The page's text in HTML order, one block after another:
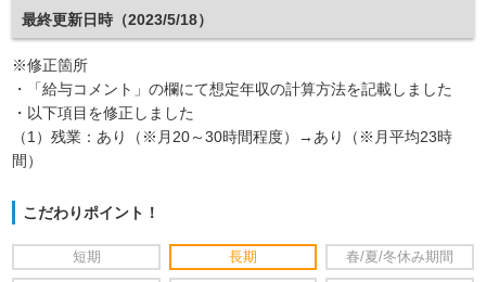
最終更新日時（2023/5/18）
※修正箇所
・「給与コメント」の欄にて想定年収の計算方法を記載しました
・以下項目を修正しました
（1）残業：あり（※月20～30時間程度）→あり（※月平均23時
間）
こだわりポイント！
短期 長期 春/夏/冬休み期間